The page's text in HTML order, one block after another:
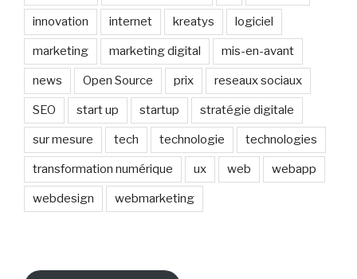
innovation internet kreatys logiciel
marketing marketing digital mis-en-avant
news Open Source prix reseaux sociaux
SEO start up startup stratégie digitale
sur mesure tech technologie technologies
transformation numérique ux web webapp
webdesign webmarketing